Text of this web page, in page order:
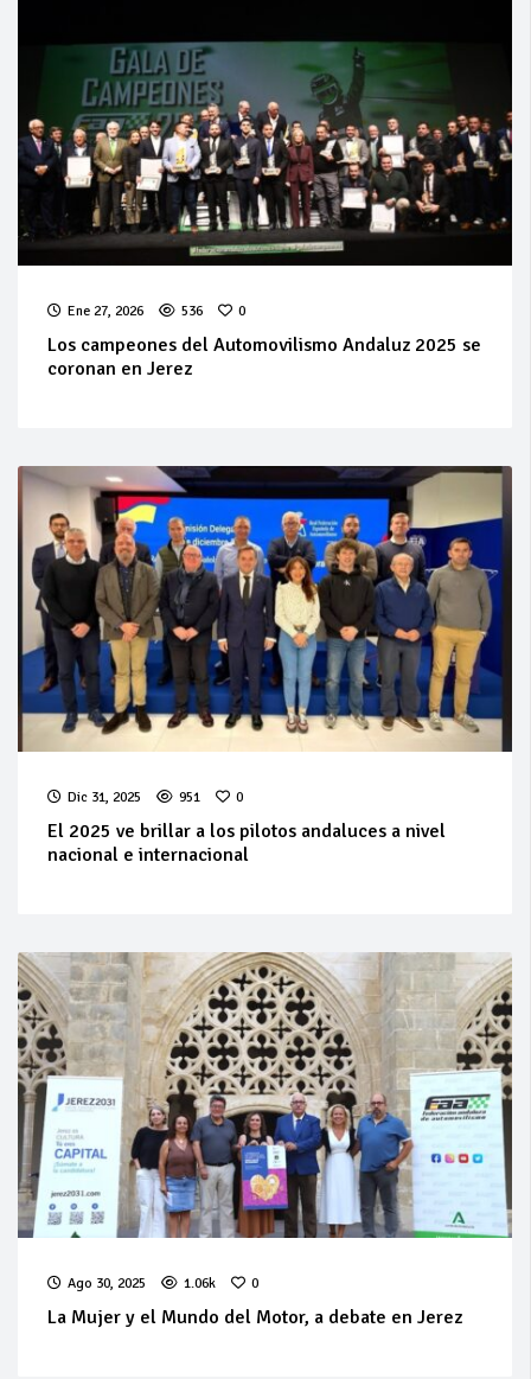
Ene 27, 2026 536 0
Los campeones del Automovilismo Andaluz 2025 se
coronan en Jerez
Dic 31, 2025 951 0
El 2025 ve brillar a los pilotos andaluces a nivel
nacional e internacional
Ago 30, 2025 1.06k 0
La Mujer y el Mundo del Motor, a debate en Jerez